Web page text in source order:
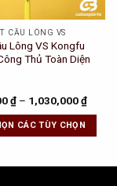
CẦU LÔNG VS
Lông VS Kongfu
Thủ Toàn Diện
₫ – 1,030,000₫
CÁC TÙY CHỌN